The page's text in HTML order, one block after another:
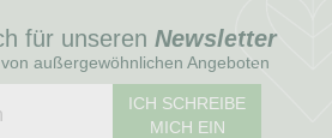
für unseren Newsletter
außergewöhnlichen Angeboten
ICH SCHREIBE
MICH EIN